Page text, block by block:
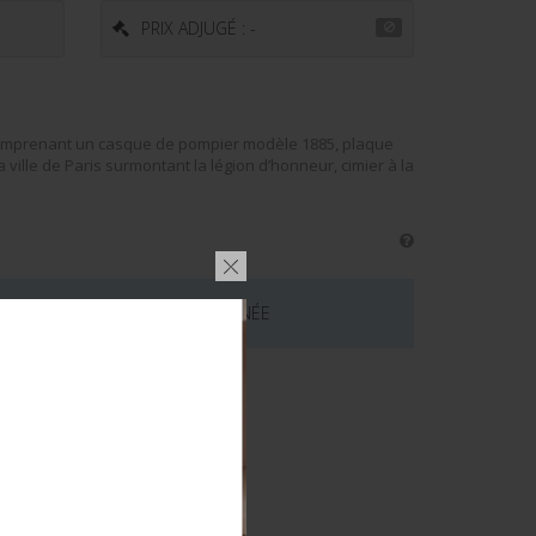
PRIX ADJUGÉ : -
un casque de pompier modèle 1885, plaque
de Paris surmontant la légion d’honneur, cimier à la
LOT EST MAINTENANT TERMINÉE